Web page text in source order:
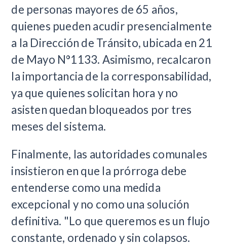
de personas mayores de 65 años,
quienes pueden acudir presencialmente
a la Dirección de Tránsito, ubicada en 21
de Mayo N°1133. Asimismo, recalcaron
la importancia de la corresponsabilidad,
ya que quienes solicitan hora y no
asisten quedan bloqueados por tres
meses del sistema.
Finalmente, las autoridades comunales
insistieron en que la prórroga debe
entenderse como una medida
excepcional y no como una solución
definitiva. "Lo que queremos es un flujo
constante, ordenado y sin colapsos.